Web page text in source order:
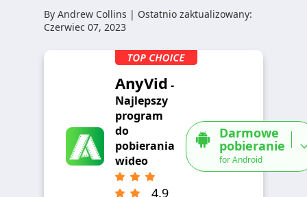
By Andrew Collins | Ostatnio zaktualizowany:
Czerwiec 07, 2023
AnyVid -
Najlepszy
program
do
pobierania
wideo
4.9
Darmowe
pobieranie
for Android